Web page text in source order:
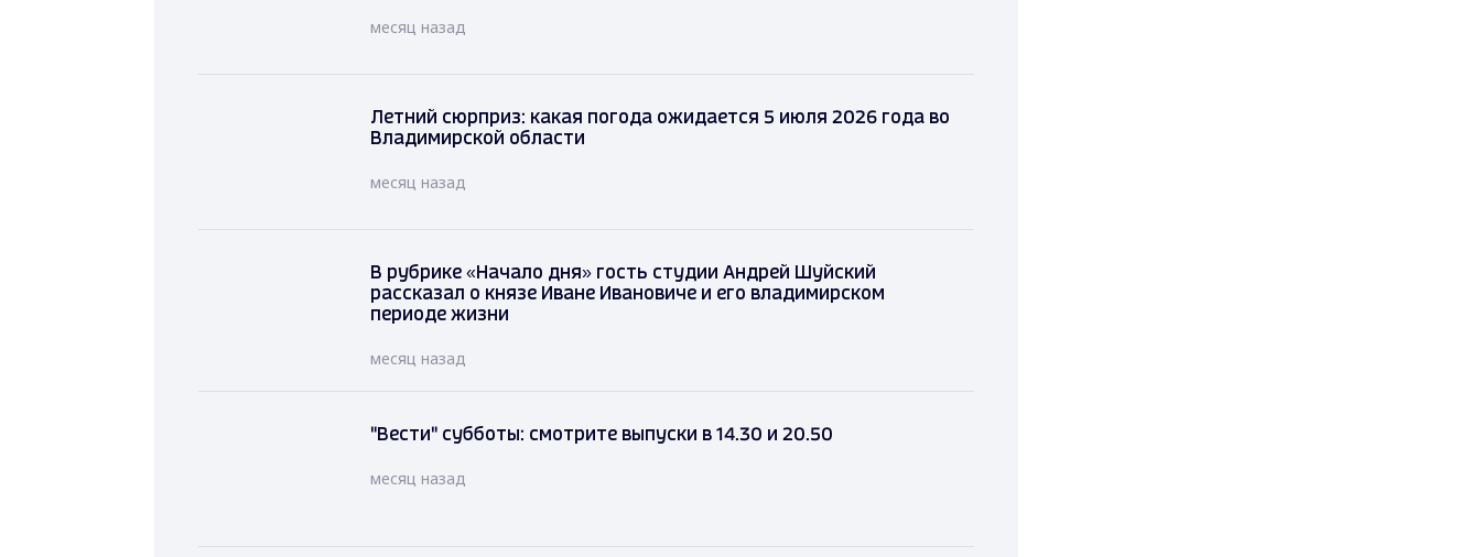
месяц назад
Летний сюрприз: какая погода ожидается 5 июля 2026 года во
Владимирской области
месяц назад
В рубрике «Начало дня» гость студии Андрей Шуйский
рассказал о князе Иване Ивановиче и его владимирском
периоде жизни
месяц назад
"Вести" субботы: смотрите выпуски в 14.30 и 20.50
месяц назад